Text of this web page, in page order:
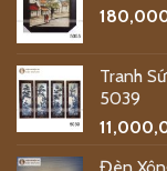
Tranh
5039